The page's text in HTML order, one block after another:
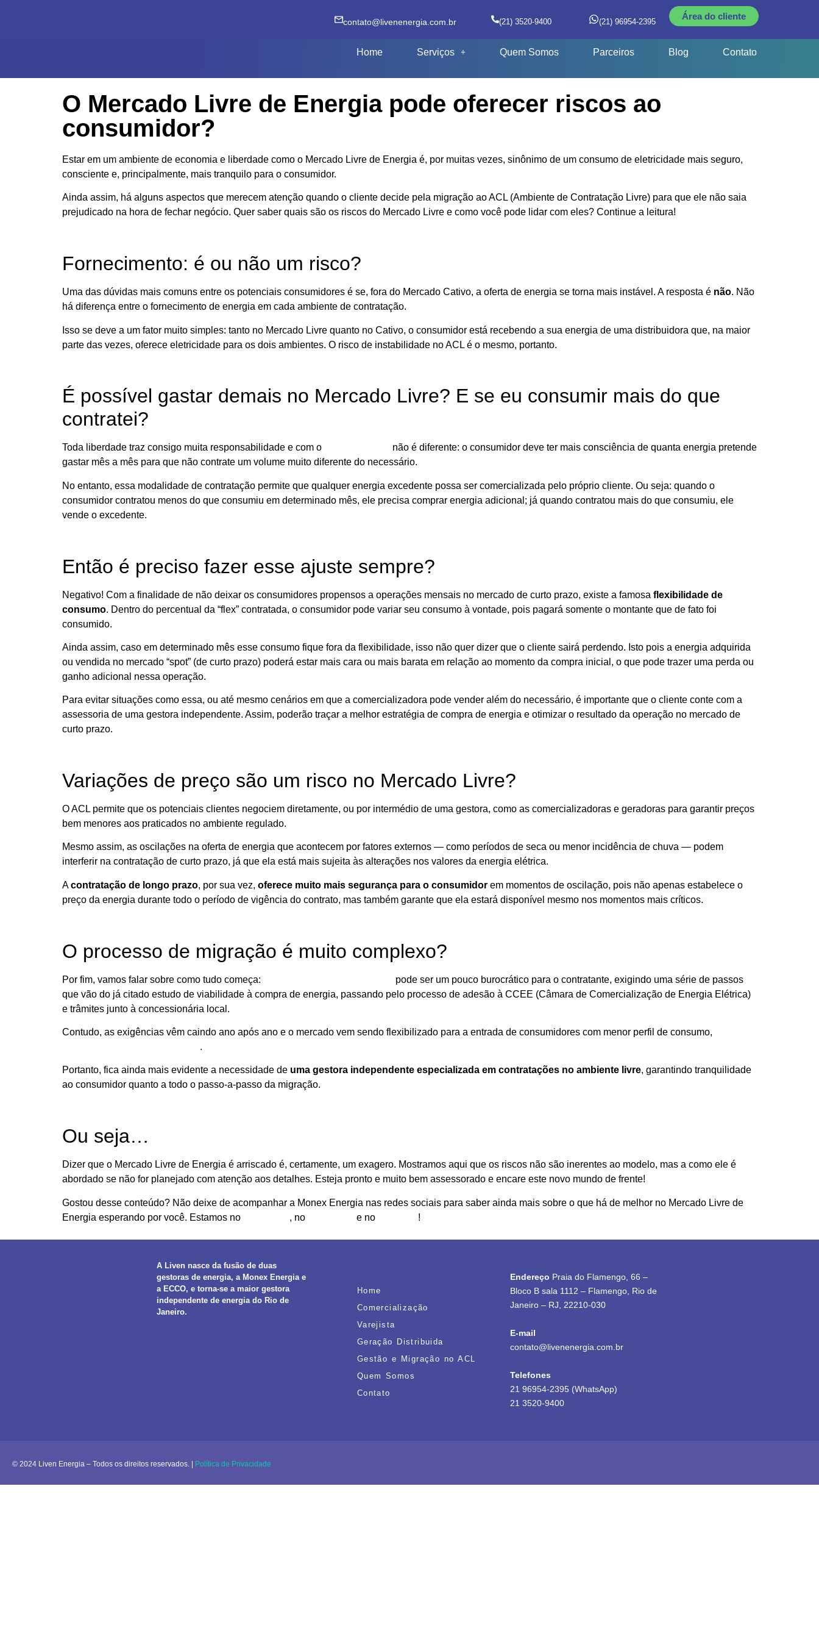
contato@livenenergia.com.br (21) 3520-9400 (21) 96954-2395
Área do cliente
Home Serviços Quem Somos Parceiros Blog Contato
O Mercado Livre de Energia pode oferecer riscos ao
consumidor?
Estar em um ambiente de economia e liberdade como o Mercado Livre de Energia é, por muitas vezes, sinônimo de um consumo de eletricidade mais seguro,
consciente e, principalmente, mais tranquilo para o consumidor.
Ainda assim, há alguns aspectos que merecem atenção quando o cliente decide pela migração ao ACL (Ambiente de Contratação Livre) para que ele não saia
prejudicado na hora de fechar negócio. Quer saber quais são os riscos do Mercado Livre e como você pode lidar com eles? Continue a leitura!
Fornecimento: é ou não um risco?
Uma das dúvidas mais comuns entre os potenciais consumidores é se, fora do Mercado Cativo, a oferta de energia se torna mais instável. A resposta é não. Não
há diferença entre o fornecimento de energia em cada ambiente de contratação.
Isso se deve a um fator muito simples: tanto no Mercado Livre quanto no Cativo, o consumidor está recebendo a sua energia de uma distribuidora que, na maior
parte das vezes, oferece eletricidade para os dois ambientes. O risco de instabilidade no ACL é o mesmo, portanto.
É possível gastar demais no Mercado Livre? E se eu consumir mais do que
contratei?
Toda liberdade traz consigo muita responsabilidade e com o
não é diferente: o consumidor deve ter mais consciência de quanta energia pretende
gastar mês a mês para que não contrate um volume muito diferente do necessário.
No entanto, essa modalidade de contratação permite que qualquer energia excedente possa ser comercializada pelo próprio cliente. Ou seja: quando o
consumidor contratou menos do que consumiu em determinado mês, ele precisa comprar energia adicional; já quando contratou mais do que consumiu, ele
vende o excedente.
Então é preciso fazer esse ajuste sempre?
Negativo! Com a finalidade de não deixar os consumidores propensos a operações mensais no mercado de curto prazo, existe a famosa flexibilidade de
consumo. Dentro do percentual da “flex” contratada, o consumidor pode variar seu consumo à vontade, pois pagará somente o montante que de fato foi
consumido.
Ainda assim, caso em determinado mês esse consumo fique fora da flexibilidade, isso não quer dizer que o cliente sairá perdendo. Isto pois a energia adquirida
ou vendida no mercado “spot” (de curto prazo) poderá estar mais cara ou mais barata em relação ao momento da compra inicial, o que pode trazer uma perda ou
ganho adicional nessa operação.
Para evitar situações como essa, ou até mesmo cenários em que a comercializadora pode vender além do necessário, é importante que o cliente conte com a
assessoria de uma gestora independente. Assim, poderão traçar a melhor estratégia de compra de energia e otimizar o resultado da operação no mercado de
curto prazo.
Variações de preço são um risco no Mercado Livre?
O ACL permite que os potenciais clientes negociem diretamente, ou por intermédio de uma gestora, como as comercializadoras e geradoras para garantir preços
bem menores aos praticados no ambiente regulado.
Mesmo assim, as oscilações na oferta de energia que acontecem por fatores externos — como períodos de seca ou menor incidência de chuva — podem
interferir na contratação de curto prazo, já que ela está mais sujeita às alterações nos valores da energia elétrica.
Acontratação de longo prazo, por sua vez, oferece muito mais segurança para o consumidor em momentos de oscilação, pois não apenas estabelece o
preço da energia durante todo o período de vigência do contrato, mas também garante que ela estará disponível mesmo nos momentos mais críticos.
O processo de migração é muito complexo?
Por fim, vamos falar sobre como tudo começa:
pode ser um pouco burocrático para o contratante, exigindo uma série de passos
que vão do já citado estudo de viabilidade à compra de energia, passando pelo processo de adesão à CCEE (Câmara de Comercialização de Energia Elétrica)
e trâmites junto à concessionária local.
Contudo, as exigências vêm caindo ano após ano e o mercado vem sendo flexibilizado para a entrada de consumidores com menor perfil de consumo,
.
Portanto, fica ainda mais evidente a necessidade de uma gestora independente especializada em contratações no ambiente livre, garantindo tranquilidade
ao consumidor quanto a todo o passo-a-passo da migração.
Ou seja…
Dizer que o Mercado Livre de Energia é arriscado é, certamente, um exagero. Mostramos aqui que os riscos não são inerentes ao modelo, mas a como ele é
abordado se não for planejado com atenção aos detalhes. Esteja pronto e muito bem assessorado e encare este novo mundo de frente!
Gostou desse conteúdo? Não deixe de acompanhar a Monex Energia nas redes sociais para saber ainda mais sobre o que há de melhor no Mercado Livre de
Energia esperando por você. Estamos no
, no e no !
A Liven nasce da fusão de duas
gestoras de energia, a Monex Energia e
a ECCO, e torna-se a maior gestora
independente de energia do Rio de
Janeiro.
Home
Comercialização
Varejista
Geração Distribuida
Gestão e Migração no ACL
Quem Somos
Contato
Endereço Praia do Flamengo, 66 –
Bloco B sala 1112 – Flamengo, Rio de
Janeiro – RJ, 22210-030
E-mail
contato@livenenergia.com.br
Telefones
21 96954-2395 (WhatsApp)
21 3520-9400
© 2024 Liven Energia – Todos os direitos reservados. | Política de Privacidade